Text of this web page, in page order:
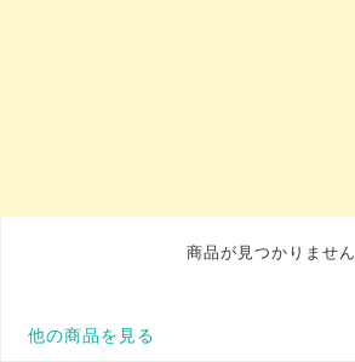
商品が見つかりません
他の商品を見る